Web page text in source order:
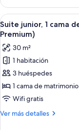
al
mar
(Deluxe
3
Adults
+
2
Children)
familiar,
cama
de
matrimonio
grande,
vistas
al
mar
(Deluxe
Adults
Abrir
todas
las
fotos
de
Suite
junior,
1
cama
6
Suite junior, 1 cama
Premium)
30 m²
1 habitación
3 huéspedes
1 cama de
Wifi gratis
Ver más detalles
Más